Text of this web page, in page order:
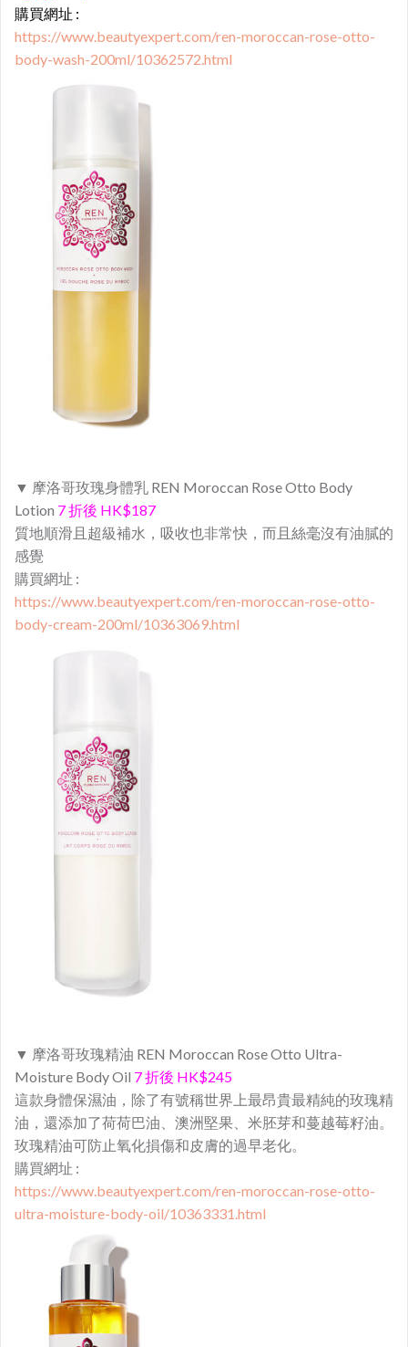
購買網址 :
https://www.beautyexpert.com/ren-moroccan-rose-otto-
body-wash-200ml/10362572.html
▼ 摩洛哥玫瑰身體乳 REN Moroccan Rose Otto Body
Lotion 7 折後 HK$187
質地順滑且超級補水，吸收也非常快，而且絲毫沒有油膩的
感覺
購買網址 :
https://www.beautyexpert.com/ren-moroccan-rose-otto-
body-cream-200ml/10363069.html
▼ 摩洛哥玫瑰精油 REN Moroccan Rose Otto Ultra-
Moisture Body Oil 7 折後 HK$245
這款身體保濕油，除了有號稱世界上最昂貴最精純的玫瑰精
油，還添加了荷荷巴油、澳洲堅果、米胚芽和蔓越莓籽油。
玫瑰精油可防止氧化損傷和皮膚的過早老化。
購買網址 :
https://www.beautyexpert.com/ren-moroccan-rose-otto-
ultra-moisture-body-oil/10363331.html